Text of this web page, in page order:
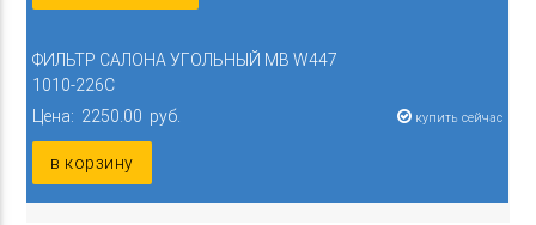
ФИЛЬТР САЛОНА УГОЛЬНЫЙ MB W447
1010-226C
Цена: 2250.00 руб.
купить сейчас
в корзину